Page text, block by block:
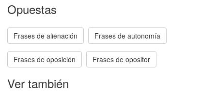
Opuestas
Frases de alienación Frases de autonomía
Frases de oposición Frases de opositor
Ver también